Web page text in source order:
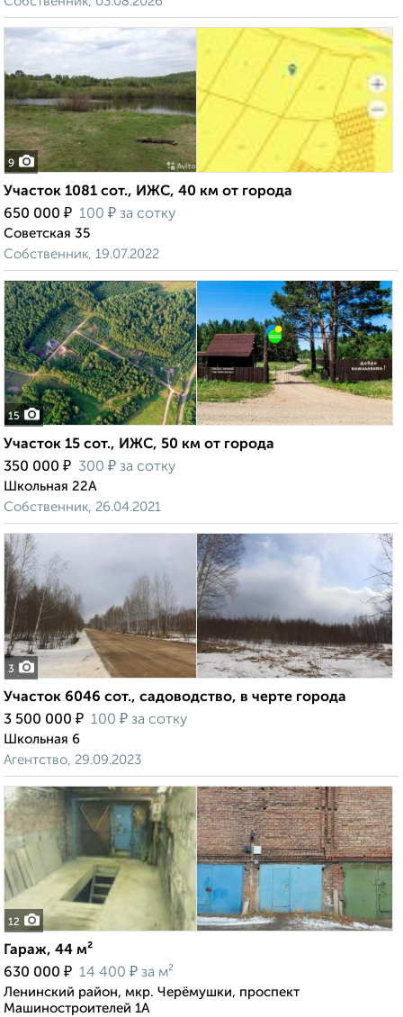
9
Участок 1081 сот., ИЖС, 40 км от города
650 000 ₽ 100 ₽ за сотку
Советская 35
Собственник, 19.07.2022
15
Участок 15 сот., ИЖС, 50 км от города
350 000 ₽ 300 ₽ за сотку
Школьная 22А
Собственник, 26.04.2021
3
Участок 6046 сот., садоводство, в черте города
3 500 000 ₽ 100 ₽ за сотку
Школьная 6
Агентство, 29.09.2023
12
Гараж, 44 м²
630 000 ₽ 14 400 ₽ за м²
Ленинский район, мкр. Черёмушки, проспект
Машиностроителей 1А